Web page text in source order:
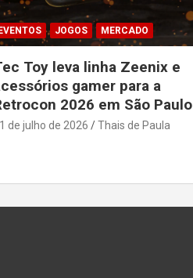
EVENTOS JOGOS MERCADO
Toy leva linha Zeenix e
gamer para a
2026 em São Paulo
de julho de 2026 Thais de Paula